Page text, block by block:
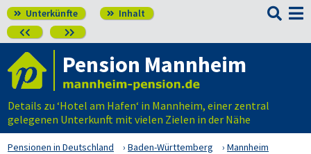
 Unterkünfte  Inhalt
 

Pension Mannheim
Details zu ‘Hotel am Hafen‘ in Mannheim, einer zentral
gelegenen Unterkunft mit vielen Zielen in der Nähe
Pensionen in Deutschland Baden-Württemberg
Mannheim